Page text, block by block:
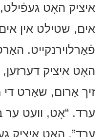
איציק האָט געפֿילט,
אים, שטילט אין
פֿאַרלוירנקייט.
האָט איציק
זיך אַרום, שאַרט
ערד. “אָט, וועט ער
ערד”, האָט איציק